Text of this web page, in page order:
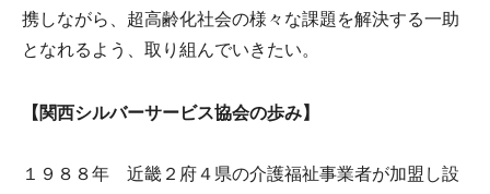
携しながら、超高齢化社会の様々な課題を解決する一助
となれるよう、取り組んでいきたい。
【関西シルバーサービス協会の歩み】
１９８８年 近畿２府４県の介護福祉事業者が加盟し設